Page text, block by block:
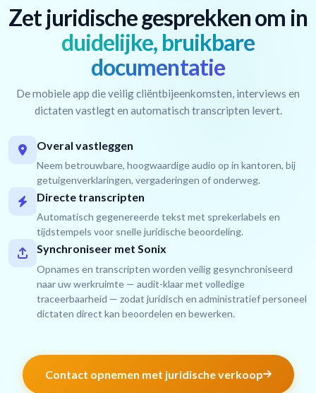
Zet juridische gesprekken om in
duidelijke, bruikbare
documentatie
De mobiele app die veilig cliëntbijeenkomsten, interviews en
dictaten vastlegt en automatisch transcripten levert.
Overal vastleggen
Neem betrouwbare, hoogwaardige audio op in kantoren, bij
getuigenverklaringen, vergaderingen of onderweg.
Directe transcripten
Automatisch gegenereerde tekst met sprekerlabels en
tijdstempels voor snelle juridische beoordeling.
Synchroniseer met Sonix
Opnames en transcripten worden veilig gesynchroniseerd
naar uw werkruimte — audit-klaar met volledige
traceerbaarheid — zodat juridisch en administratief personeel
dictaten direct kan beoordelen en bewerken.
Contact opnemen met juridische verkoop